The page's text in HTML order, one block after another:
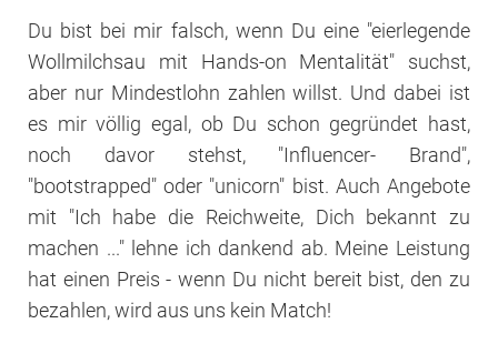
Du bist bei mir falsch, wenn Du eine "eierlegende
Wollmilchsau mit Hands-on Mentalität" suchst,
aber nur Mindestlohn zahlen willst. Und dabei ist
es mir völlig egal, ob Du schon gegründet hast,
noch davor stehst, "Influencer- Brand",
"bootstrapped" oder "unicorn" bist. Auch Angebote
mit "Ich habe die Reichweite, Dich bekannt zu
machen ..." lehne ich dankend ab. Meine Leistung
hat einen Preis - wenn Du nicht bereit bist, den zu
bezahlen, wird aus uns kein Match!